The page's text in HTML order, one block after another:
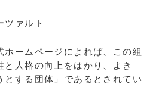
ァルト
ームページによれば、この組
人格の向上をはかり、よき
とする団体」であるとされてい